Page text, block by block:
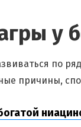
у
по
причины,